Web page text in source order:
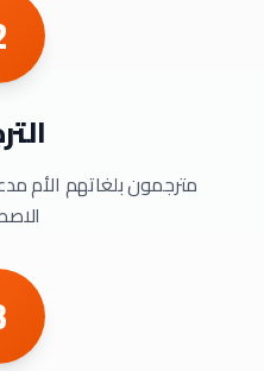
مترجمون بلغاتهم الأم